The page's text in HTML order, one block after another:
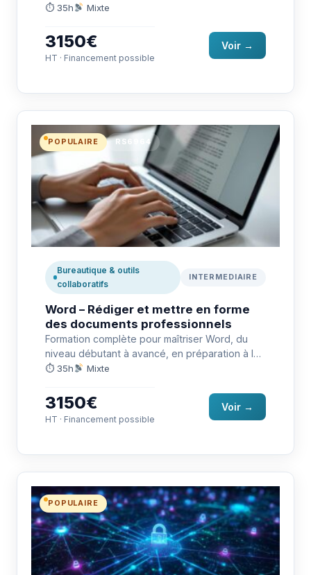
(LILATE) : communiquer…
⏱ 35h Mixte
3150€
HT · Financement possible
Voir →
POPULAIRE RS6964
Bureautique & outils
collaboratifs
INTERMEDIAIRE
Word – Rédiger et mettre en forme
des documents professionnels
Formation complète pour maîtriser Word, du
niveau débutant à avancé, en préparation à la
certification TOSA RS6964.
⏱ 35h Mixte
3150€
HT · Financement possible
Voir →
POPULAIRE